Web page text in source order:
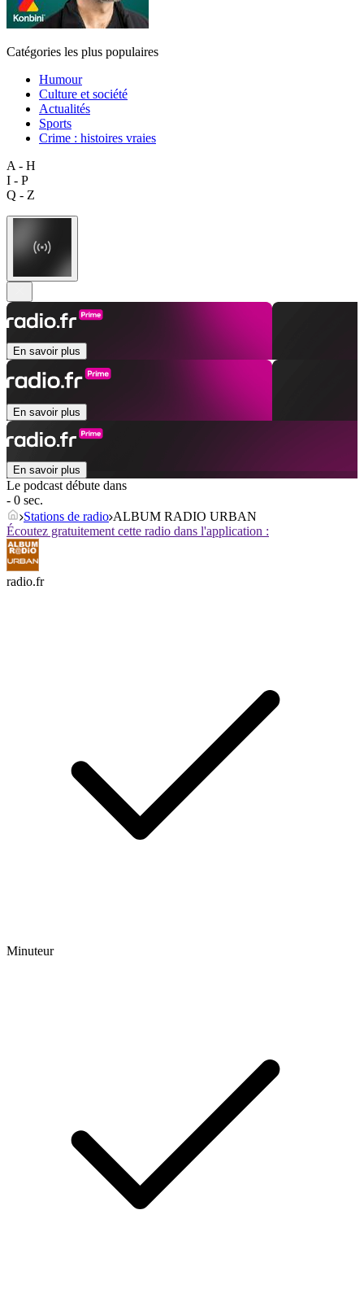
Catégories les plus populaires
Humour
Culture et société
Actualités
Sports
Crime : histoires vraies
A - H
I - P
Q - Z
En savoir plus
En savoir plus
En savoir plus
Le podcast débute dans
- 0 sec.
Stations de radio ALBUM RADIO URBAN
Écoutez gratuitement cette radio dans l'application :
radio.fr
Minuteur